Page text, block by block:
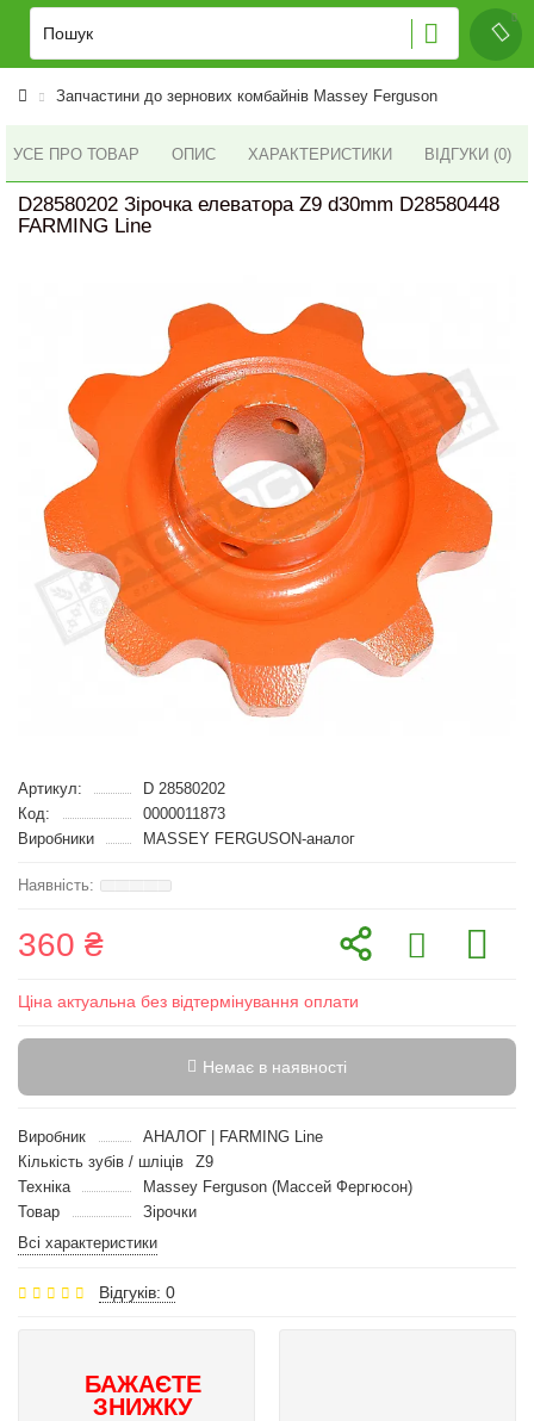
Запчастини до зернових комбайнів Massey Ferguson
УСЕ ПРО ТОВАР ОПИС ХАРАКТЕРИСТИКИ ВІДГУКИ (0)
D28580202 Зірочка елеватора Z9 d30mm D28580448
FARMING Line
Артикул:
D 28580202
Код:
0000011873
Виробники
MASSEY FERGUSON-аналог
360 ₴
Ціна актуальна без відтермінування оплати
Немає в наявності
Виробник
АНАЛОГ | FARMING Line
Кількість зубів / шліців
Z9
Техніка
Massey Ferguson (Массей Фергюсон)
Товар
Зірочки
Всі характеристики
Відгуків: 0
БАЖАЄТЕ
ЗНИЖКУ